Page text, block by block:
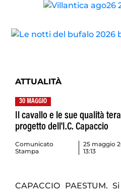
ATTUALITÀ
30 MAGGIO
Il cavallo e le sue qualità
progetto dell'I.C. Capaccio
Comunicato
Stampa
25 maggio
13:13
CAPACCIO PAESTUM.